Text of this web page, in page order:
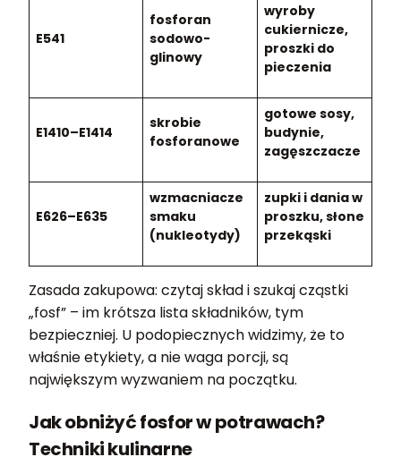
E541
fosforan
sodowo-
glinowy
wyroby
cukiernicze,
proszki do
pieczenia
E1410–E1414
skrobie
fosforanowe
gotowe sosy,
budynie,
zagęszczacze
E626–E635
wzmacniacze
smaku
(nukleotydy)
zupki i dania w
proszku, słone
przekąski
Zasada zakupowa: czytaj skład i szukaj cząstki
„fosf” – im krótsza lista składników, tym
bezpieczniej. U podopiecznych widzimy, że to
właśnie etykiety, a nie waga porcji, są
największym wyzwaniem na początku.
Jak obniżyć fosfor w potrawach?
Techniki kulinarne